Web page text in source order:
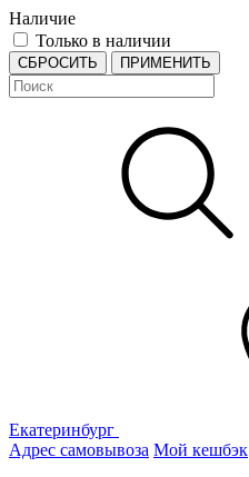
Наличие
Только в наличии
СБРОСИТЬ ПРИМЕНИТЬ
Екатеринбург
Адрес самовывоза Мой кешбэк